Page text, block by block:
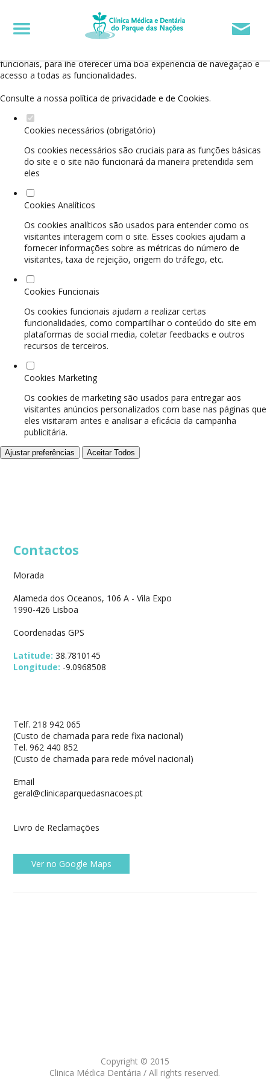
Defina as suas preferências de cookies para este
website.
funcionais, para lhe oferecer uma boa experiência de navegação e
acesso a todas as funcionalidades.
Consulte a nossa política de privacidade e de Cookies.
Cookies necessários (obrigatório)
Os cookies necessários são cruciais para as funções básicas
do site e o site não funcionará da maneira pretendida sem
eles
Cookies Analíticos
Os cookies analíticos são usados para entender como os
visitantes interagem com o site. Esses cookies ajudam a
fornecer informações sobre as métricas do número de
visitantes, taxa de rejeição, origem do tráfego, etc.
Cookies Funcionais
Os cookies funcionais ajudam a realizar certas
funcionalidades, como compartilhar o conteúdo do site em
plataformas de social media, coletar feedbacks e outros
recursos de terceiros.
Cookies Marketing
Os cookies de marketing são usados para entregar aos
visitantes anúncios personalizados com base nas páginas que
eles visitaram antes e analisar a eficácia da campanha
publicitária.
Ajustar preferências Aceitar Todos
Contactos
Morada
Alameda dos Oceanos, 106 A - Vila Expo
1990-426 Lisboa
Coordenadas GPS
Latitude: 38.7810145
Longitude: -9.0968508
Telf. 218 942 065
(Custo de chamada para rede fixa nacional)
Tel. 962 440 852
(Custo de chamada para rede móvel nacional)
Email
geral@clinicaparquedasnacoes.pt
Livro de Reclamações
Ver no Google Maps
Copyright © 2015
Clinica Médica Dentária / All rights reserved.